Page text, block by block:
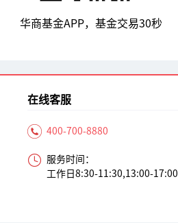
华商基金APP，基金交易30秒
在线客服
400-700-8880
服务时间：
工作日8:30-11:30,13:00-17:00